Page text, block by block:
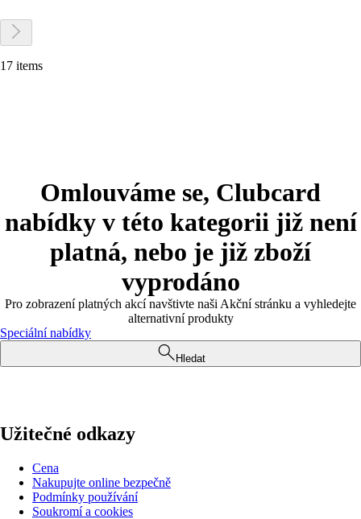
17 items
Omlouváme se, Clubcard
nabídky v této kategorii již není
platná, nebo je již zboží
vyprodáno
Pro zobrazení platných akcí navštivte naši Akční stránku a vyhledejte
alternativní produkty
Speciální nabídky
Hledat
Užitečné odkazy
Cena
Nakupujte online bezpečně
Podmínky používání
Soukromí a cookies